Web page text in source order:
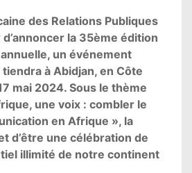
des Relations Publiques
la 35ème édition
un événement
à Abidjan, en Côte
mai 2024. Sous le thème
une voix : combler le
en Afrique », la
d’être une célébration de
illimité de notre continent